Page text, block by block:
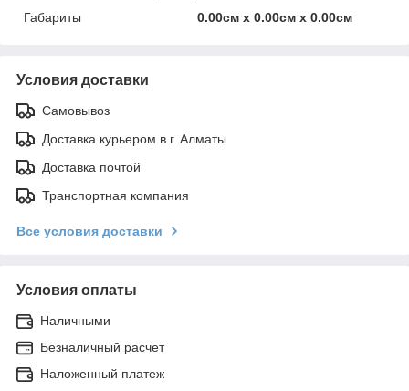
Габариты
0.00см х 0.00см х 0.00см
Условия доставки
Самовывоз
Доставка курьером в г. Алматы
Доставка почтой
Транспортная компания
Все условия доставки
Условия оплаты
Наличными
Безналичный расчет
Наложенный платеж